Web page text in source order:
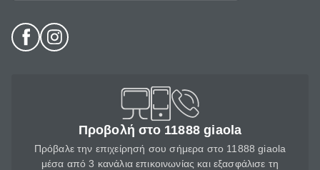
Προβολή στο 11888 giaola
Πρόβαλε την επιχείρησή σου σήμερα στο 11888 giaola
μέσα από 3 κανάλια επικοινωνίας και εξασφάλισε τη